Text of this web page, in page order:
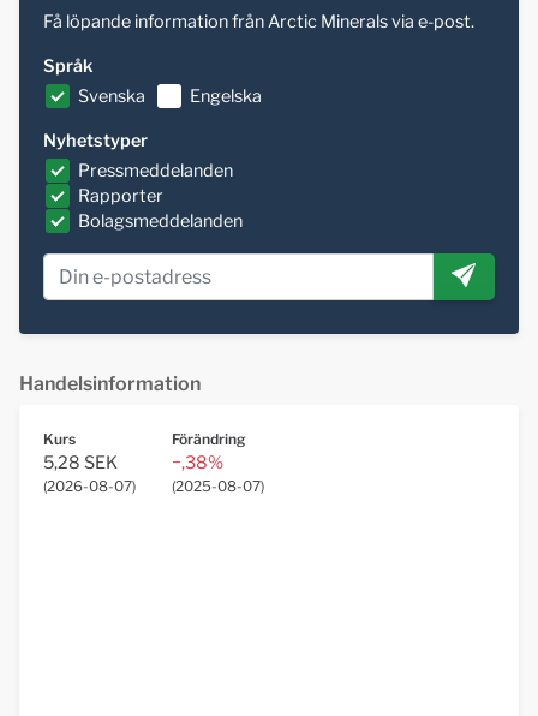
Få löpande information från Arctic Minerals via e-post.
Språk
Svenska
Engelska
Nyhetstyper
Pressmeddelanden
Rapporter
Bolagsmeddelanden
Handelsinformation
Kurs
5,28 SEK
(2026-08-07)
Förändring
−,38%
(2025-08-07)